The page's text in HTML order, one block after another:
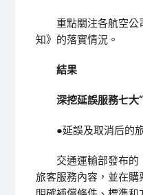
重點關注各航空公司
知》的落實情況。
結果
深挖延誤服務七大“
●延誤及取消后的旅
交通運輸部發布的《
旅客服務內容，並在購